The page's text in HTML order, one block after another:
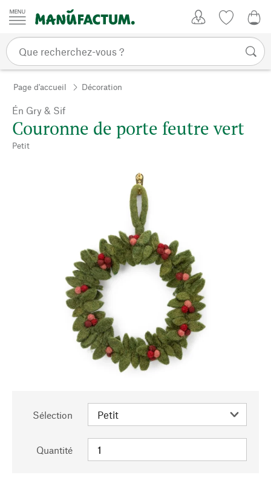
Passer au contenu
Page d'accueil Décoration
Én Gry & Sif
Couronne de porte feutre vert
Petit
Sélection
Quantité